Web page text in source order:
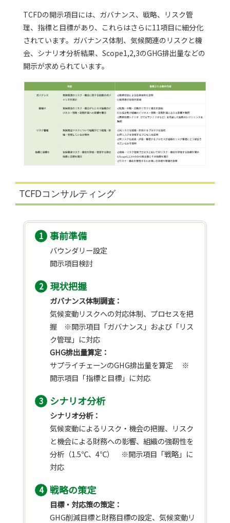
TCFDの開示項目には、ガバナンス、戦略、リスク管
理、指標と目標があり、これらはさらに11項目に細分化
されています。ガバナンス体制、気候関連のリスクと機
会、シナリオ分析結果、Scope1,2,3のGHG排出量などの
開示が求められています。
TCFDコンサルティング
事前準備
バウンダリー設定
開示項目検討
現状把握
ガバナンス体制調査：
気候変動リスクへの対応体制、プロセスを把
握 ※開示項目「ガバナンス」および「リス
ク管理」に対応
GHG排出量算定：
サプライチェーンのGHG排出量を算定 ※
開示項目「指標と目標」に対応
シナリオ分析
シナリオ分析：
気候変動によるリスク・機会の把握、リスク
と機会による財務への影響、組織の強靭性を
分析（1.5℃、4℃） ※開示項目「戦略」に
対応
戦略の策定
目標・対応策の策定：
GHG削減目標と財務目標の設定、気候変動リ